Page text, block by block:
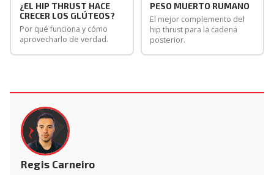
¿EL HIP THRUST HACE
CRECER LOS GLÚTEOS?
Por qué funciona y cómo
aprovecharlo de verdad.
PESO MUERTO RUMANO
El mejor complemento del
hip thrust para la cadena
posterior.
Regis Carneiro